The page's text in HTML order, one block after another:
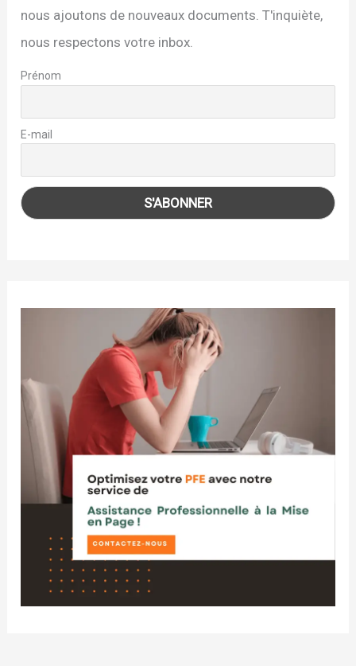
nous ajoutons de nouveaux documents. T'inquiète,
nous respectons votre inbox.
Prénom
E-mail